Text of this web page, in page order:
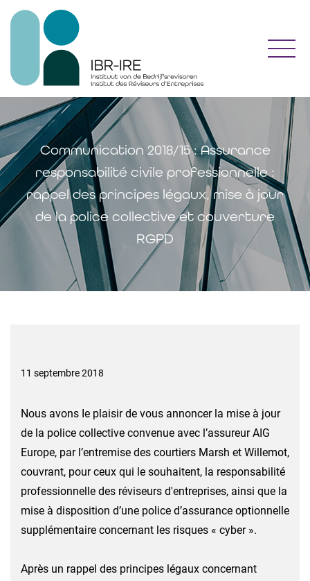
Communication 2018/15 : Assurance
responsabilité civile professionnelle :
rappel des principes légaux, mise à jour
de la police collective et couverture
RGPD
11 septembre 2018
Nous avons Ie plaisir de vous annoncer la mise à jour
de la police collective convenue avec l’assureur AIG
Europe, par l’entremise des courtiers Marsh et Willemot,
couvrant, pour ceux qui le souhaitent, la responsabilité
professionnelle des réviseurs d'entreprises, ainsi que la
mise à disposition d’une police d’assurance optionnelle
supplémentaire concernant les risques « cyber ».
Après un rappel des principes légaux concernant